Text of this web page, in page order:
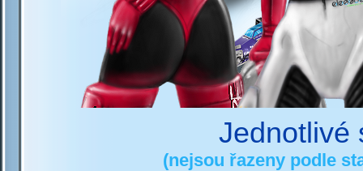
Jednotlivé
(nejsou řazeny podle